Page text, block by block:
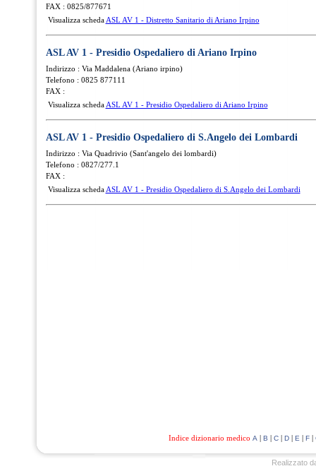
FAX : 0825/877671
Visualizza scheda ASL AV 1 - Distretto Sanitario di Ariano Irpino
ASL AV 1 - Presidio Ospedaliero di Ariano Irpino
Indirizzo : Via Maddalena (Ariano irpino)
Telefono : 0825 877111
FAX :
Visualizza scheda ASL AV 1 - Presidio Ospedaliero di Ariano Irpino
ASL AV 1 - Presidio Ospedaliero di S.Angelo dei Lombardi
Indirizzo : Via Quadrivio (Sant'angelo dei lombardi)
Telefono : 0827/277.1
FAX :
Visualizza scheda ASL AV 1 - Presidio Ospedaliero di S.Angelo dei Lombardi
Indice dizionario medico A | B | C| D| E | F|
Realizzato